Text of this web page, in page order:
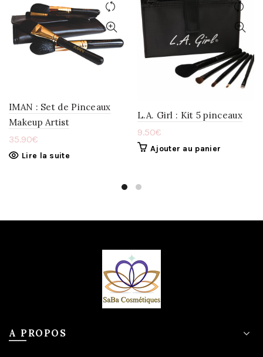
IMAN : Set de Pinceaux
Makeup Artist
35.90€
Lire la suite
L.A. Girl : Kit 5 pinceaux
9.50€
Ajouter au panier
A PROPOS